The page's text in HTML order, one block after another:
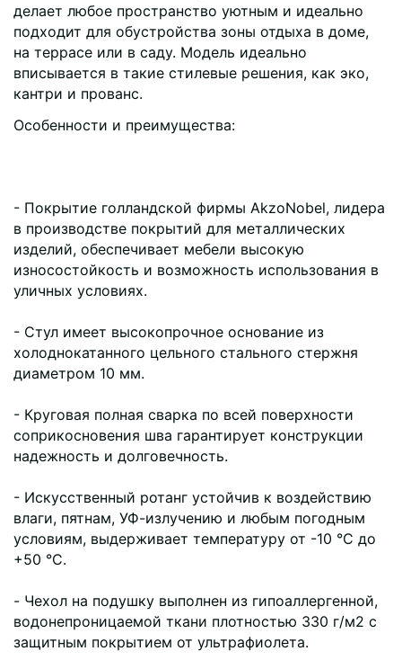
делает любое пространство уютным и идеально
подходит для обустройства зоны отдыха в доме,
на террасе или в саду. Модель идеально
вписывается в такие стилевые решения, как эко,
кантри и прованс.
Особенности и преимущества:
- Покрытие голландской фирмы AkzoNobel, лидера
в производстве покрытий для металлических
изделий, обеспечивает мебели высокую
износостойкость и возможность использования в
уличных условиях.
- Стул имеет высокопрочное основание из
холоднокатанного цельного стального стержня
диаметром 10 мм.
- Круговая полная сварка по всей поверхности
соприкосновения шва гарантирует конструкции
надежность и долговечность.
- Искусственный ротанг устойчив к воздействию
влаги, пятнам, УФ-излучению и любым погодным
условиям, выдерживает температуру от -10 °C до
+50 °C.
- Чехол на подушку выполнен из гипоаллергенной,
водонепроницаемой ткани плотностью 330 г/м2 с
защитным покрытием от ультрафиолета.